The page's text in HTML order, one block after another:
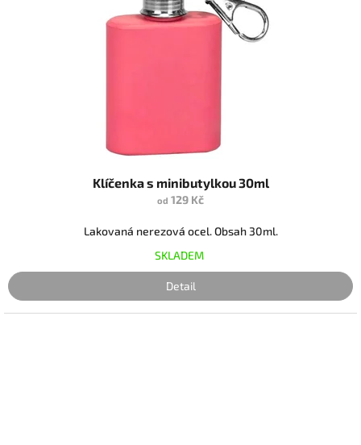
Klíčenka s minibutylkou 30ml
od 129 Kč
Lakovaná nerezová ocel. Obsah 30ml.
SKLADEM
Detail